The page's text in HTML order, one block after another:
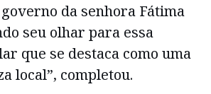
da senhora Fátima
seu olhar para essa
que se destaca como uma
local”, completou.